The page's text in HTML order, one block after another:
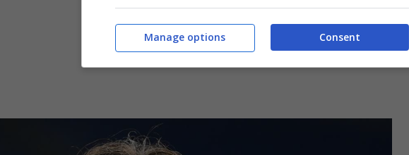
Consent
Manage options